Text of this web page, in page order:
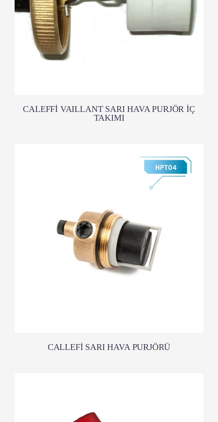
CALEFFİ VAILLANT SARI HAVA PURJÖR İÇ
TAKIMI
CALLEFİ SARI HAVA PURJÖRÜ